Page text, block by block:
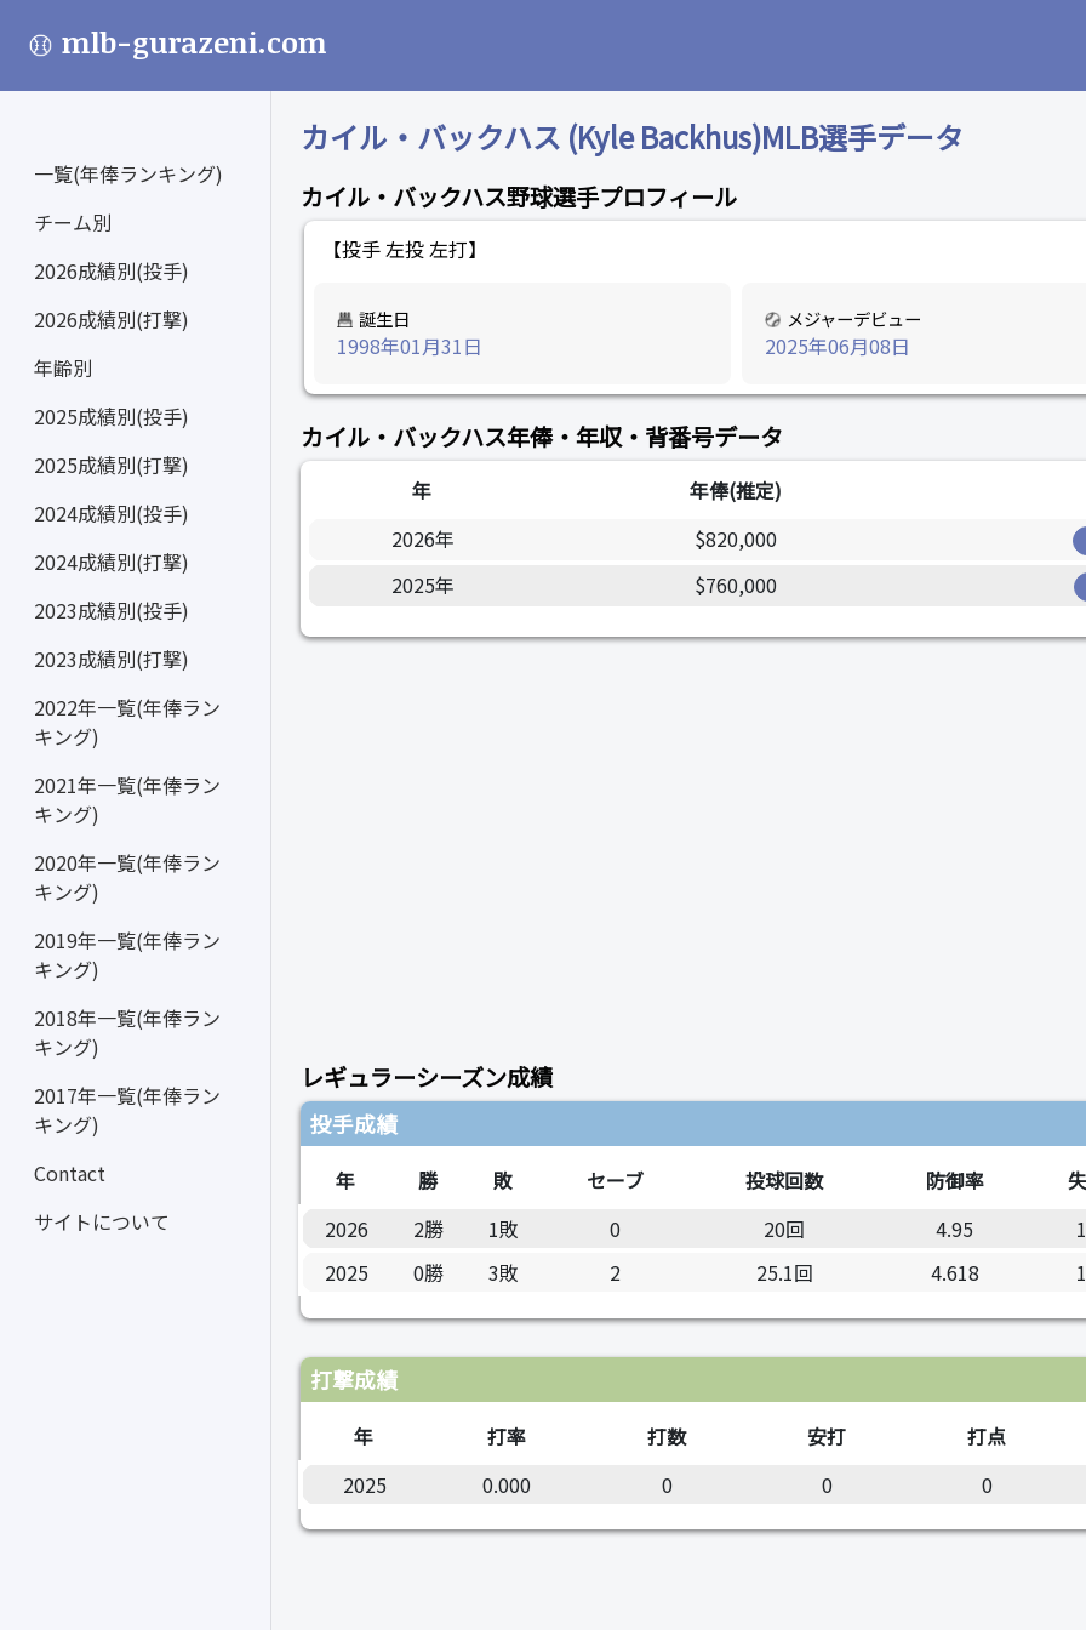
mlb-gurazeni.com
一覧(年俸ランキング)
チーム別
2026成績別(投手)
2026成績別(打撃)
年齢別
2025成績別(投手)
2025成績別(打撃)
2024成績別(投手)
2024成績別(打撃)
2023成績別(投手)
2023成績別(打撃)
2022年一覧(年俸ラン
キング)
2021年一覧(年俸ラン
キング)
2020年一覧(年俸ラン
キング)
2019年一覧(年俸ラン
キング)
2018年一覧(年俸ラン
キング)
2017年一覧(年俸ラン
キング)
Contact
サイトについて
カイル・バックハス (Kyle Backhus)MLB選手データ
カイル・バックハス野球選手プロフィール
【投手 左投 左打】
誕生日
1998年01月31日
メジャーデビュー
2025年06月08日
カイル・バックハス年俸・年収・背番号データ
年 年俸(推定)
2026年
$820,000
2025年
$760,000
レギュラーシーズン成績
投手成績
年 勝 敗 セーブ 投球回数 防御率
2026
2勝 1敗 0 20回 4.95
2025
0勝 3敗 2 25.1回 4.618
打撃成績
年 打率 打数 安打 打点
2025
0.000 0 0 0